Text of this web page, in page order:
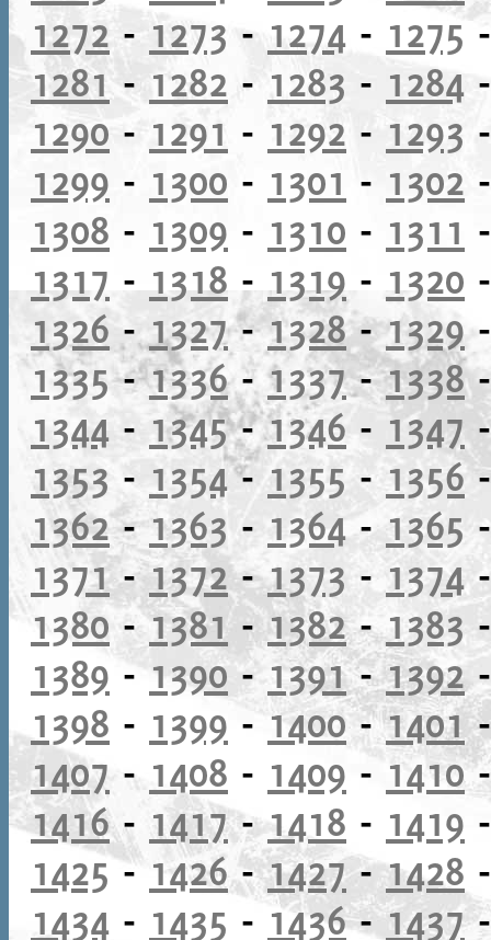
1272 -1273 - 1274 - 1275
1281- 1282 - 1283 - 1284
1290 - 1291 - 1292 - 1293
1299 - 1300 - 1301 - 1302
1308 - 1309 - 1310 - 1311
1317 - 1318 - 1319 - 1320
1326 - 1327-1328-1329
1335-1336- 1337-1338
1344 - 1345-1346 - 1347
1353 - 1354-1355 -1356
1362-1363 - 1364-1365
1371-1372-1373-1374
1380 -1381-1382-1383
1389 -1390-1391-1392
1398 - 1399 -1400-1401
1407- 1408 - 1409 - 1410
1416- 1417-1418 - 1419
1425- 1426-1427-1428
1434 - 1435 - 1436-1437